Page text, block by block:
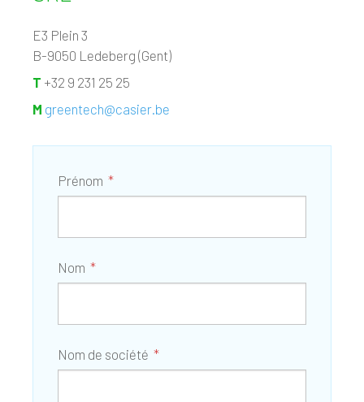
E3 Plein 3
B-9050 Ledeberg (Gent)
T +32 9 231 25 25
M greentech@casier.be
Prénom
Nom
Nom de société